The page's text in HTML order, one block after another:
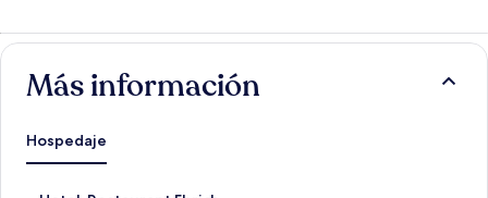
Más información
Hospedaje